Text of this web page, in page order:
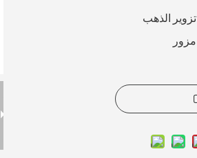
تزوير الذهب
مزور